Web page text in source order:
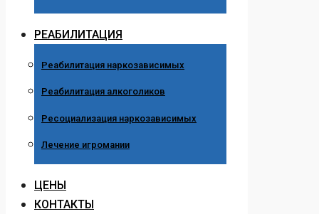
РЕАБИЛИТАЦИЯ
Реабилитация наркозависимых
Реабилитация алкоголиков
Ресоциализация наркозависимых
Лечение игромании
ЦЕНЫ
КОНТАКТЫ